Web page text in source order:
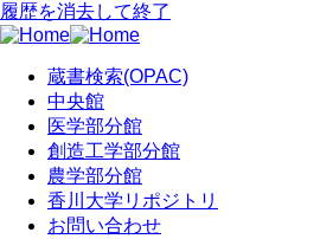
履歴を消去して終了
蔵書検索(OPAC)
中央館
医学部分館
創造工学部分館
農学部分館
香川大学リポジトリ
お問い合わせ